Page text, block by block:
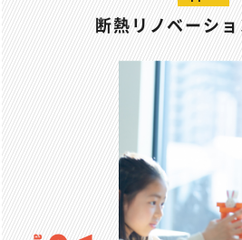
断熱リノベーシ